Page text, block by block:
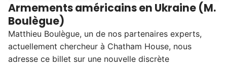
Armements américains en Ukraine (M.
Boulègue)
Matthieu Boulègue, un de nos partenaires experts,
actuellement chercheur à Chatham House, nous
adresse ce billet sur une nouvelle discrète